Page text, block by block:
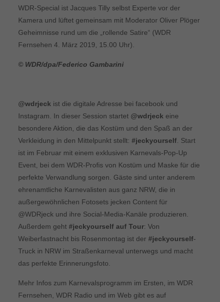
WDR-Special ist Jacques Tilly selbst Experte vor der
Kamera und lüftet gemeinsam mit Moderator Oliver Plöger
Geheimnisse rund um die „rollende Satire“ (WDR
Fernsehen 4. März 2019, 15.00 Uhr).
© WDR/dpa/Federico Gambarini
@wdrjeck ist die digitale Adresse bei facebook und
Instagram. In dieser Session startet @wdrjeck eine
besondere Aktion, die das Kostüm und den Spaß an der
Verkleidung in den Mittelpunkt stellt: #jeckyourself. Start
ist im Februar mit einem exklusiven Karnevals-Pop-Up
Event, bei dem WDR-Profis von Kostüm und Maske für die
perfekte Verwandlung sorgen. Gäste sind unter anderem
ehrenamtliche Karnevalisten aus ganz NRW, die in
außergewöhnlichen Fotosets jecken Content für
@WDRjeck und ihre Social-Media-Kanäle produzieren.
Außerdem geht #jeckyourself auf Tour: Von
Weiberfastnacht bis Rosenmontag ist der #jeckyourself-
Truck in NRW im Straßenkarneval unterwegs und macht
das perfekte Erinnerungsfoto.
Mehr Infos zum Karnevalsprogramm im Ersten, im WDR
Fernsehen, WDR Radio und im Web gibt es auf